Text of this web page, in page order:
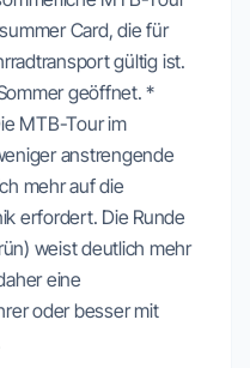
Card, die für
gültig ist.
geöffnet. *
MTB-Tour im
anstrengende
mehr auf die
erfordert. Die Runde
weist deutlich mehr
eine
oder besser mit